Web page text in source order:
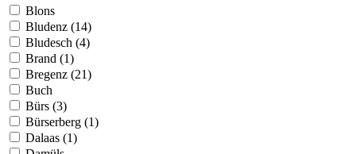
Blons
Bludenz (14)
Bludesch (4)
Brand (1)
Bregenz (21)
Buch
Bürs (3)
Bürserberg (1)
Dalaas (1)